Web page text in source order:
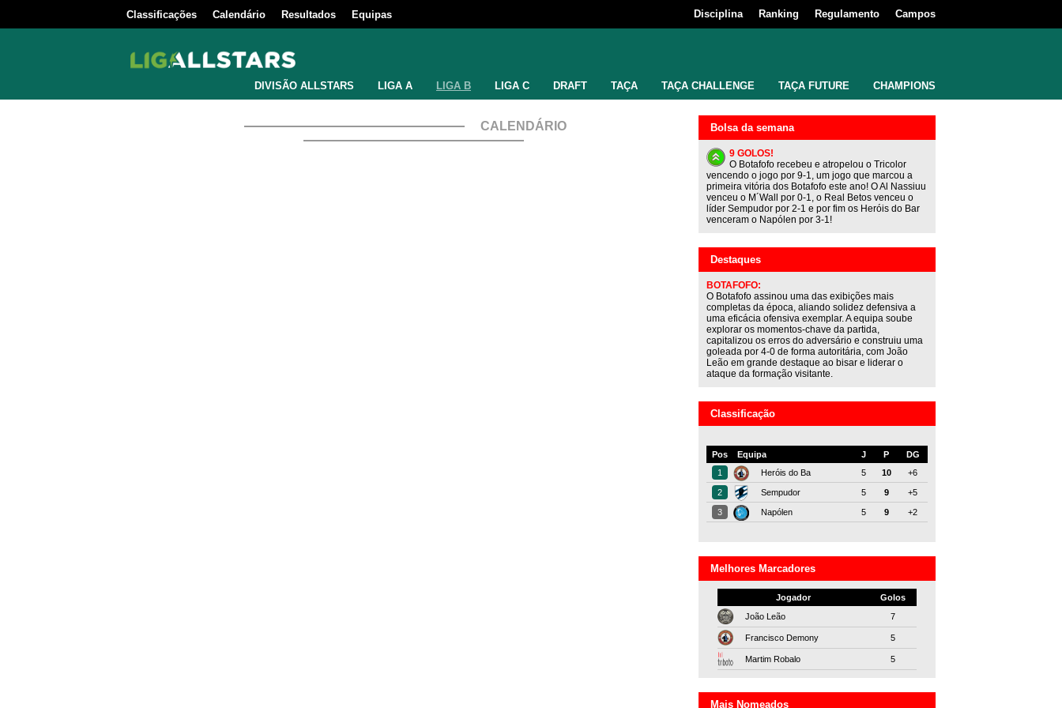
Classificações Calendário Resultados Equipas Disciplina Ranking Regulamento Campos
DIVISÃO ALLSTARS LIGA A LIGA B LIGA C DRAFT TAÇA TAÇA CHALLENGE TAÇA FUTURE CHAMPIONS
CALENDÁRIO Bolsa da semana
9 GOLOS!
O Botafofo recebeu e atropelou o Tricolor
vencendo o jogo por 9-1, um jogo que marcou a
primeira vitória dos Botafofo este ano! O Al Nassiuu
venceu o M´Wall por 0-1, o Real Betos venceu o
líder Sempudor por 2-1 e por fim os Heróis do Bar
venceram o Napólen por 3-1!
Destaques
BOTAFOFO:
O Botafofo assinou uma das exibições mais
completas da época, aliando solidez defensiva a
uma eficácia ofensiva exemplar. A equipa soube
explorar os momentos-chave da partida,
capitalizou os erros do adversário e construiu uma
goleada por 4-0 de forma autoritária, com João
Leão em grande destaque ao bisar e liderar o
ataque da formação visitante.
Classificação
Pos Equipa J P
DG
1
Heróis do Ba 5 10 +6
2 Sempudor 5 9 +5
3 Napólen 5 9 +2
Melhores Marcadores
Jogador
Golos
João Leão
7
Francisco Demony 5
Martim Robalo 5
Mais Nomeados